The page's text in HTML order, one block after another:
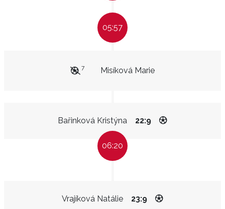
05:57
Misíková Marie
7
Bařinková Kristýna 22:9
06:20
Vrajíková Natálie 23:9